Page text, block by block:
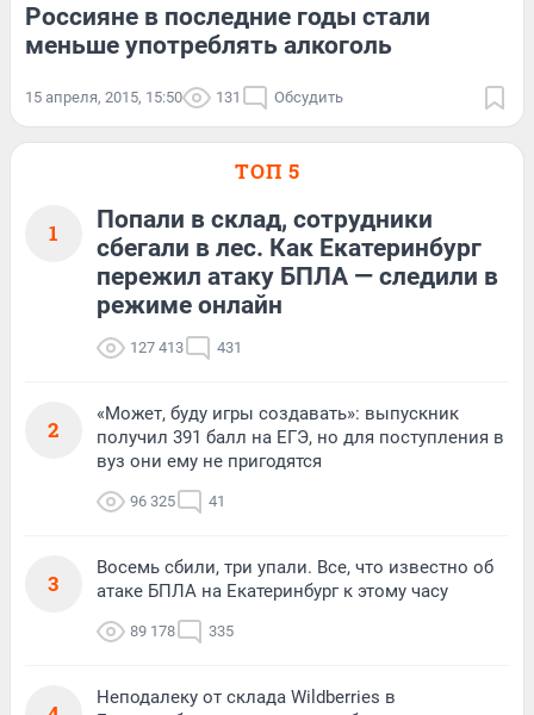
Россияне в последние годы стали
меньше употреблять алкоголь
15 апреля, 2015, 15:50 131 Обсудить
ТОП 5
1
Попали в склад, сотрудники
сбегали в лес. Как Екатеринбург
пережил атаку БПЛА — следили в
режиме онлайн
127 413 431
2
«Может, буду игры создавать»: выпускник
получил 391 балл на ЕГЭ, но для поступления в
вуз они ему не пригодятся
96 325 41
3
Восемь сбили, три упали. Все, что известно об
атаке БПЛА на Екатеринбург к этому часу
89 178 335
Неподалеку от склада Wildberries в